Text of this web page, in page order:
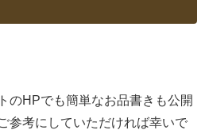
のHPでも簡単なお品書きも公開
参考にしていただければ幸いで